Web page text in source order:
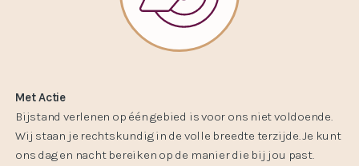
Met Actie
Bijstand verlenen op één gebied is voor ons niet voldoende.
Wij staan je rechtskundig in de volle breedte terzijde. Je kunt
ons dag en nacht bereiken op de manier die bij jou past.